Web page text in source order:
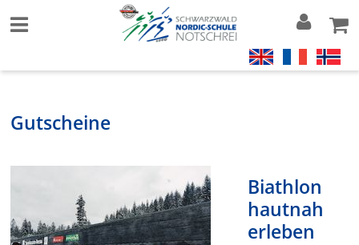
Gutscheine
Biathlon
hautnah
erleben